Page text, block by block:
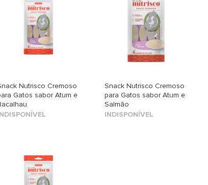
Nutrisco Cremoso
Gatos sabor Atum e
Snack Nutrisco Cremoso
para Gatos sabor Atum e
Salmão
INDISPONÍVEL